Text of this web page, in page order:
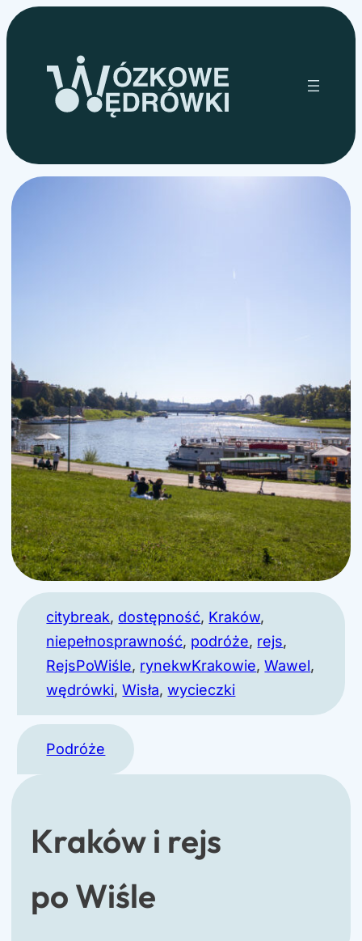
Przejdź
do
citybreak, dostępność, Kraków
niepełnosprawność, podróże, rejs
RejsPoWiśle, rynekwKrakowie, Wawel
wędrówki, Wisła, wycieczki
Podróże
Kraków i rejs
po Wiśle